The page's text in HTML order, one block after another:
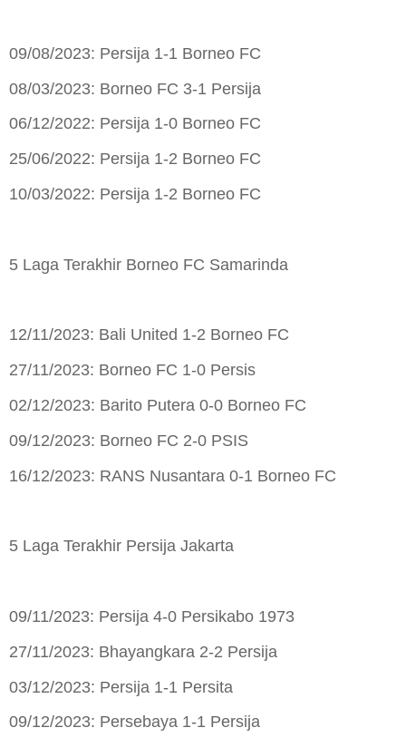
09/08/2023: Persija 1-1 Borneo FC
08/03/2023: Borneo FC 3-1 Persija
06/12/2022: Persija 1-0 Borneo FC
25/06/2022: Persija 1-2 Borneo FC
10/03/2022: Persija 1-2 Borneo FC
5 Laga Terakhir Borneo FC Samarinda
12/11/2023: Bali United 1-2 Borneo FC
27/11/2023: Borneo FC 1-0 Persis
02/12/2023: Barito Putera 0-0 Borneo FC
09/12/2023: Borneo FC 2-0 PSIS
16/12/2023: RANS Nusantara 0-1 Borneo FC
5 Laga Terakhir Persija Jakarta
09/11/2023: Persija 4-0 Persikabo 1973
27/11/2023: Bhayangkara 2-2 Persija
03/12/2023: Persija 1-1 Persita
09/12/2023: Persebaya 1-1 Persija